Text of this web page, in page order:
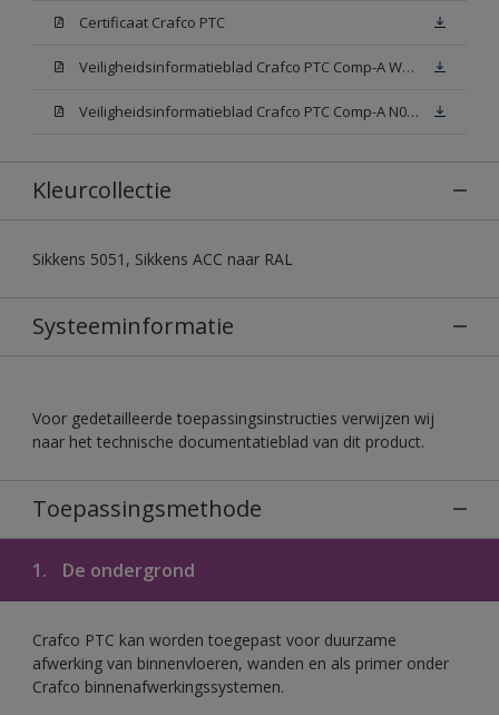
Certificaat Crafco PTC
Veiligheidsinformatieblad Crafco PTC Comp-A W05 (MSDS)
Veiligheidsinformatieblad Crafco PTC Comp-A N00 (MSDS)
Kleurcollectie
Sikkens 5051, Sikkens ACC naar RAL
Systeeminformatie
Voor gedetailleerde toepassingsinstructies verwijzen wij
naar het technische documentatieblad van dit product.
Toepassingsmethode
1. De ondergrond
Crafco PTC kan worden toegepast voor duurzame
afwerking van binnenvloeren, wanden en als primer onder
Crafco binnenafwerkingssystemen.